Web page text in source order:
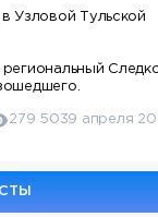
Узловой Тульской
279 5039 апреля